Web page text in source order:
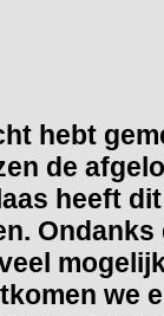
hebt
de
heeft
Ondanks
we